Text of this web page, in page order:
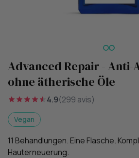
Advanced Repair - Anti-
ohne ätherische Öle
4.9(299 avis)
Vegan
11 Behandlungen. Eine Flasche.
Hauterneuerung.